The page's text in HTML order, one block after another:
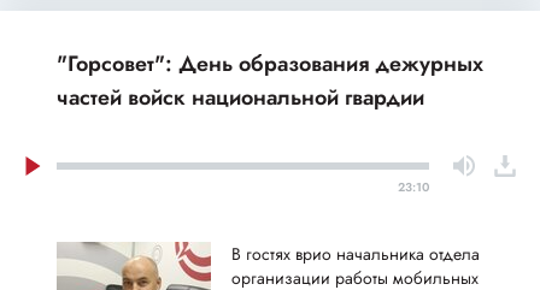
"Горсовет": День образования дежурных
частей войск национальной гвардии
23:10
В гостях врио начальника отдела
организации работы мобильных